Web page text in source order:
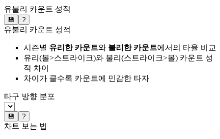
유불리 카운트 성적
💾 ?
유불리 카운트 성적
시즌별 유리한 카운트와 불리한 카운트에서의 타율 비교
유리(볼>스트라이크)와 불리(스트라이크>볼) 카운트 성
적 차이
차이가 클수록 카운트에 민감한 타자
타구 방향 분포
💾 ?
차트 보는 법